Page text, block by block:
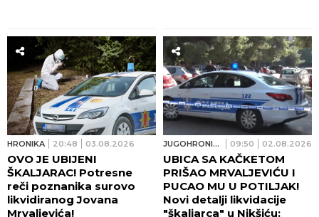
HRONIKA 20:48 03.08.2026
OVO JE UBIJENI
ŠKALJARAC! Potresne
reči poznanika surovo
likvidiranog Jovana
Mrvaljevića!
JUGOHRONIKA 09:50 02.08.2026
UBICA SA KAČKETOM
PRIŠAO MRVALJEVIĆU I
PUCAO MU U POTILJAK!
Novi detalji likvidacije
"škaljarca" u Nikšiću: